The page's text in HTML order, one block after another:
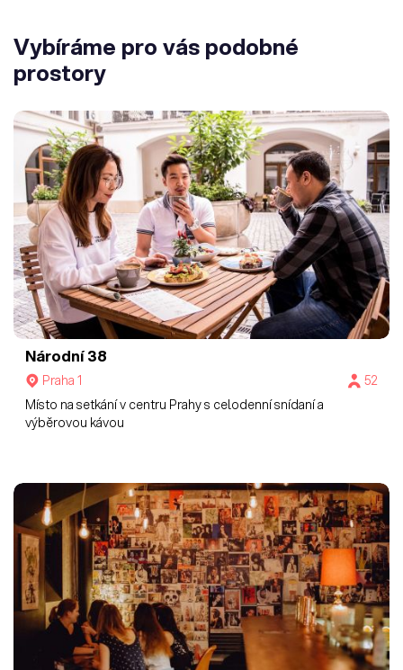
Vybíráme pro vás podobné
prostory
Národní 38
Praha 1
52
Místo na setkání v centru Prahy s celodenní snídaní a
výběrovou kávou